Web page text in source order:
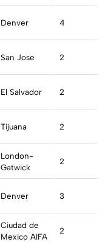
Denver 4
San Jose 2
El Salvador 2
Tijuana 2
London-
Gatwick
2
Denver 3
Ciudad de
Mexico AIFA
2